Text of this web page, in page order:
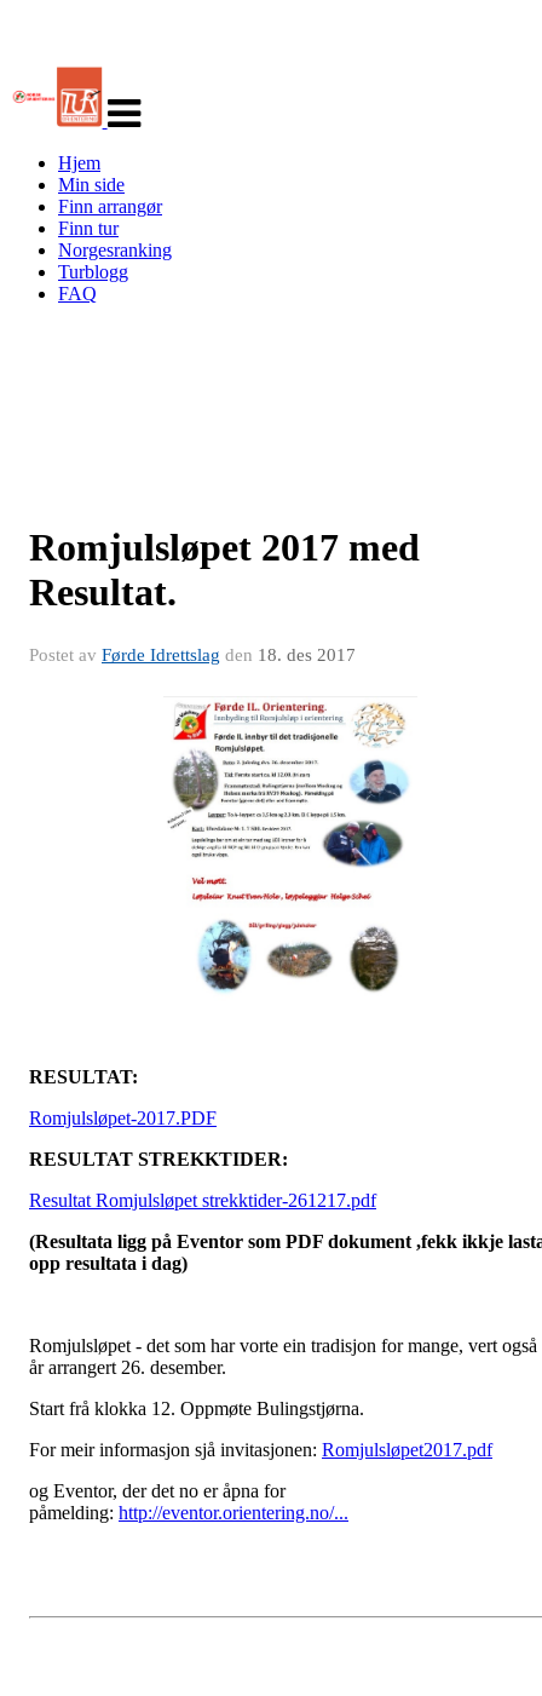
navigasjon
Hjem
Min side
Finn arrangør
Finn tur
Norgesranking
Turblogg
FAQ
Romjulsløpet 2017 med
Resultat.
Postet av Førde Idrettslag den 18. des 2017
RESULTAT:
Romjulsløpet-2017.PDF
RESULTAT STREKKTIDER:
Resultat Romjulsløpet strekktider-261217.pdf
(Resultata ligg på Eventor som PDF dokument ,fekk ikkje
opp resultata i dag)
Romjulsløpet - det som har vorte ein tradisjon for mange, vert også
år arrangert 26. desember.
Start frå klokka 12. Oppmøte Bulingstjørna.
For meir informasjon sjå invitasjonen: Romjulsløpet2017.pdf
og Eventor, der det no er åpna for
påmelding: http://eventor.orientering.no/...